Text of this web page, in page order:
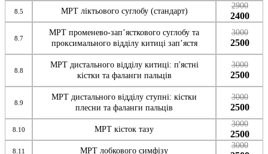
8.5 МРТ ліктьового суглобу (стандарт)
2900
2400
8.7
МРТ променево-зап’ясткового суглобу та
проксимального відділу китиці зап’ястя
3000
2500
8.8
МРТ дистального відділу китиці: п'ястні
кістки та фаланги пальців
3000
2500
8.9
МРТ дистального відділу ступні: кістки
плесни та фаланги пальців
3000
2500
8.10 МРТ кісток тазу
3000
2500
8.11 МРТ лобкового симфізу
3000